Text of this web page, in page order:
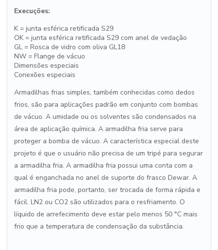
Execuções:
K = junta esférica retificada S29
OK = junta esférica retificada S29 com anel de vedação
GL = Rosca de vidro com oliva GL18
NW = Flange de vácuo
Dimensões especiais
Conexões especiais
Armadilhas frias simples, também conhecidas como dedos
frios, são para aplicações padrão em conjunto com bombas
de vácuo. A umidade ou os solventes são condensados ​​na
área de aplicação química. A armadilha fria serve para
proteger a bomba de vácuo. A característica especial deste
projeto é que o usuário não precisa de um tripé para segurar
a armadilha fria. A armadilha fria possui uma conta com a
qual é enganchada no anel de suporte do frasco Dewar. A
armadilha fria pode, portanto, ser trocada de forma rápida e
fácil. LN2 ou CO2 são utilizados para o resfriamento. O
líquido de arrefecimento deve estar pelo menos 50 °C mais
frio que a temperatura de condensação da substância.